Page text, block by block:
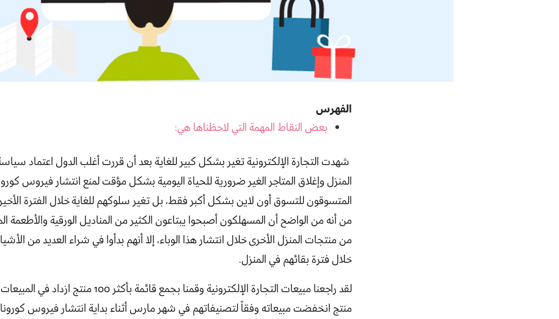
الفهرس
بعض النقاط المهمة التي لاحظناها هي:
شهدت التجارة الإلكترونية تغير بشكل كبير للغاية بعد أن قررت أغلب الدول اعتماد
المنزل وإغلاق المتاجر الغير ضرورية للحياة اليومية بشكل مؤقت لمنع انتشار فيروس
المتسوقون للتسوق أون لاين بشكل أكبر فقط، بل تغير سلوكهم للغاية خلال الفترة
من أنه من الواضح أن المسهلكون أصبحوا يبتاعون الكثير من المناديل الورقية والأطعمة
من منتجات المنزل الأخرى خلال انتشار هذا الوباء، إلا أنهم بدأوا في شراء العديد من
خلال فترة بقائهم في المنزل.
منتج انخفضت مبيعاته وفقاً لتصنيفاتهم في شهر مارس أثناء بداية انتشار فيروس